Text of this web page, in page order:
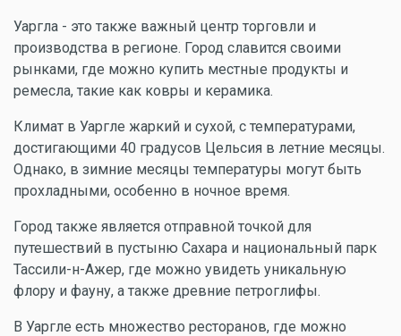
Уаргла - это также важный центр торговли и
производства в регионе. Город славится своими
рынками, где можно купить местные продукты и
ремесла, такие как ковры и керамика.
Климат в Уаргле жаркий и сухой, с температурами,
достигающими 40 градусов Цельсия в летние месяцы.
Однако, в зимние месяцы температуры могут быть
прохладными, особенно в ночное время.
Город также является отправной точкой для
путешествий в пустыню Сахара и национальный парк
Тассили-н-Ажер, где можно увидеть уникальную
флору и фауну, а также древние петроглифы.
В Уаргле есть множество ресторанов, где можно